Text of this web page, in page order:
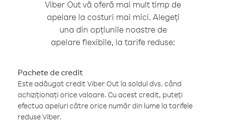
Viber Out vă oferă mai mult timp de
apelare la costuri mai mici. Alegeți
una din opțiunile noastre de
apelare flexibile, la tarife reduse:
Pachete de credit
Este adăugat credit Viber Out la soldul dvs. când
achiziționați orice valoare. Cu acest credit, puteți
efectua apeluri către orice număr din lume la tarifele
reduse Viber.